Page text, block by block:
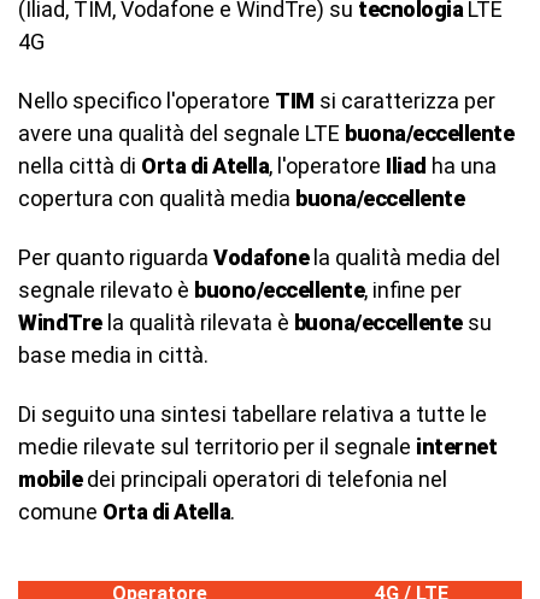
(Iliad, TIM, Vodafone e WindTre) su tecnologia LTE
4G
Nello specifico l'operatore TIM si caratterizza per
avere una qualità del segnale LTE buona/eccellente
nella città di Orta di Atella, l'operatore Iliad ha una
copertura con qualità media buona/eccellente
Per quanto riguarda Vodafonela qualità media del
segnale rilevato è buono/eccellente, infine per
WindTrela qualità rilevata è buona/eccellentesu
base media in città.
Di seguito una sintesi tabellare relativa a tutte le
medie rilevate sul territorio per il segnale internet
mobiledei principali operatori di telefonia nel
comune Orta di Atella.
Operatore
4G / LTE